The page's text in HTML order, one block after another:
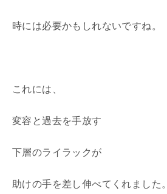
時には必要かもしれないですね。
これには、
変容と過去を手放す
下層のライラックが
助けの手を差し伸べてくれました。